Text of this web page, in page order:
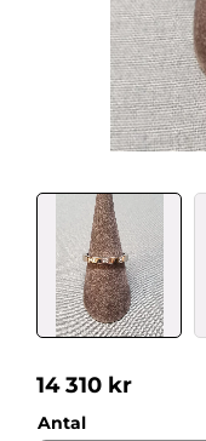
14 310 kr
Antal